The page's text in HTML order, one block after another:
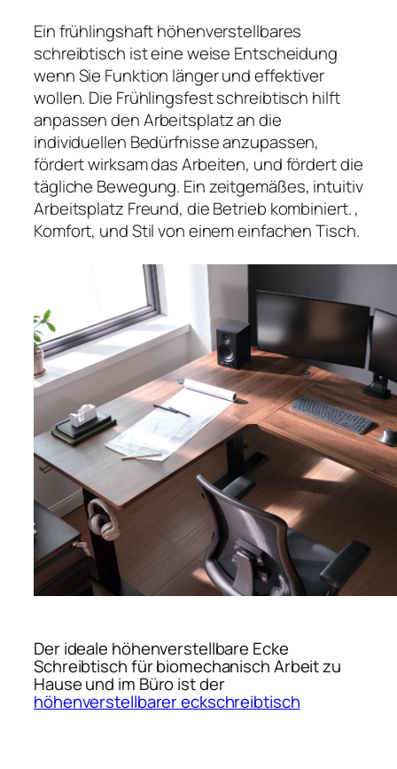
Ein frühlingshaft höhenverstellbares
schreibtisch ist eine weise Entscheidung
wenn Sie Funktion länger und effektiver
wollen. Die Frühlingsfest schreibtisch hilft
anpassen den Arbeitsplatz an die
individuellen Bedürfnisse anzupassen,
fördert wirksam das Arbeiten, und fördert die
tägliche Bewegung. Ein zeitgemäßes, intuitiv
Arbeitsplatz Freund, die Betrieb kombiniert. ,
Komfort, und Stil von einem einfachen Tisch.
Der ideale höhenverstellbare Ecke
Schreibtisch für biomechanisch Arbeit zu
Hause und im Büro ist der
höhenverstellbarer eckschreibtisch